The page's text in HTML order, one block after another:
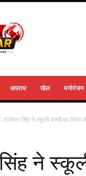
अपराध खेल मनोरंजन
राजेश्वर सिंह ने स्कूली बच्चों का किया
ने